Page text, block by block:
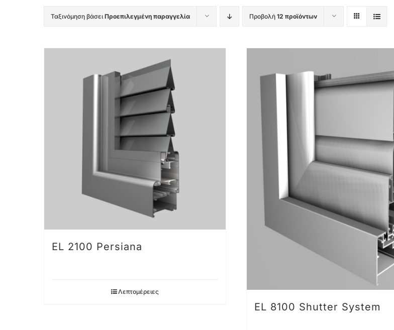
Ταξινόμηση βάσειΠροεπιλεγμένη παραγγελία Προβολή 12 προϊόντων
EL 2100 Persiana
Λεπτομέρειες
EL 8100 Shutter System